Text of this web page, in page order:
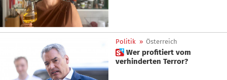
Politik » Österreich
 Wer profitiert vom
verhinderten Terror?